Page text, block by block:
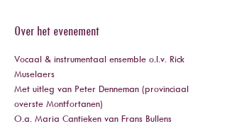
Over het evenement
Vocaal & instrumentaal ensemble o.l.v. Rick
Muselaers
Met uitleg van Peter Denneman (provinciaal
overste Montfortanen)
O.a. Maria Cantieken van Frans Bullens